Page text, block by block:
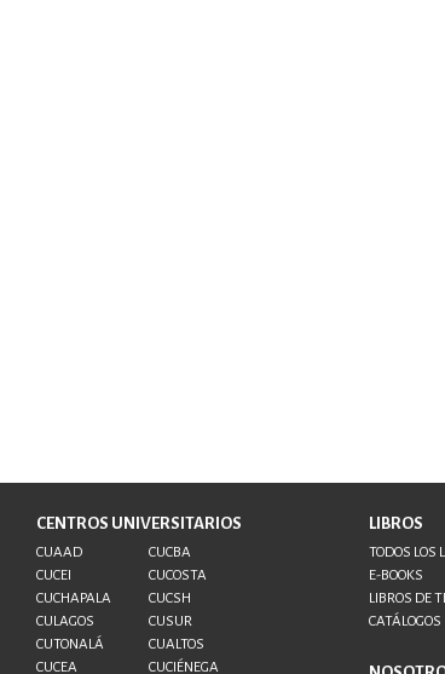
CENTROS UNIVERSITARIOS
CUAAD
CUCBA
CUCEI
CUCOSTA
CUCHAPALA
CUCSH
CULAGOS
CUSUR
CUTONALÁ
CUALTOS
CUCEA
CUCIÉNEGA
LIBROS
TODOS LOS
E-BOOKS
LIBROS DE
CATÁLOGOS